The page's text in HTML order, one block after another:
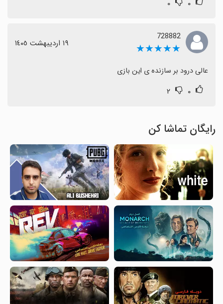
۰ ۰
728882
★★★★★ ١٩ اردیبهشت ١٤٠٥
عالی درود بر سازنده ی این بازی
۰ ۲
رایگان تماشا کن